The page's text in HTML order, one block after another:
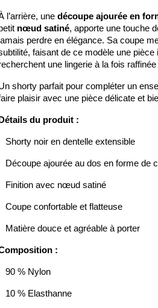
l’arrière, une découpe ajourée en
nœud satiné, apporte une touche
perdre en élégance. Sa coupe
faisant de ce modèle une pièce
une lingerie à la fois
shorty parfait pour compléter un
plaisir avec une pièce délicate et
du produit :
Shorty noir en dentelle extensible
Découpe ajourée au dos en forme de
Finition avec nœud satiné
Coupe confortable et flatteuse
Matière douce et agréable à porter
:
90 % Nylon
10 % Elasthanne